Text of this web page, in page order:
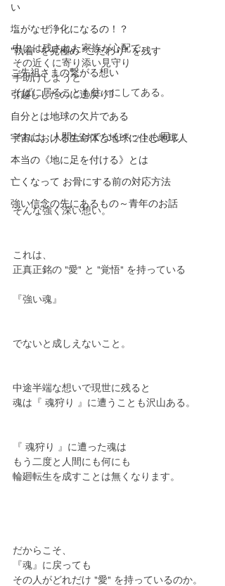
い
塩がなぜ浄化になるの！？
"執着" を見極め "こだわり" を残す
ご先祖さまの繋がる想い
引越ししたのに逆戻り⁉️
自分とは地球の欠片である
宇宙における生命体と地球に住む地球人
本当の《地に足を付ける》とは
亡くなって お骨にする前の対応方法
強い信念の先にあるもの～青年のお話
中には残された家族が心配で
その近くに寄り添い見守り
手助けしようと
そばに居ることも往々にしてある。
それは、人間だけでなくペットも同じ。
そんな強く深い想い。
これは、
正真正銘の "愛" と "覚悟" を持っている
『強い魂』
でないと成しえないこと。
中途半端な想いで現世に残ると
魂は『 魂狩り 』に遭うことも沢山ある。
『 魂狩り 』に遭った魂は
もう二度と人間にも何にも
輪廻転生を成すことは無くなります。
だからこそ、
『魂』に戻っても
その人がどれだけ "愛" を持っているのか。